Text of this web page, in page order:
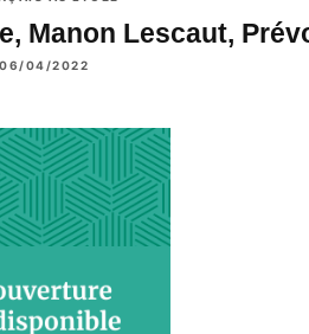
Manon Lescaut,
06/04/2022